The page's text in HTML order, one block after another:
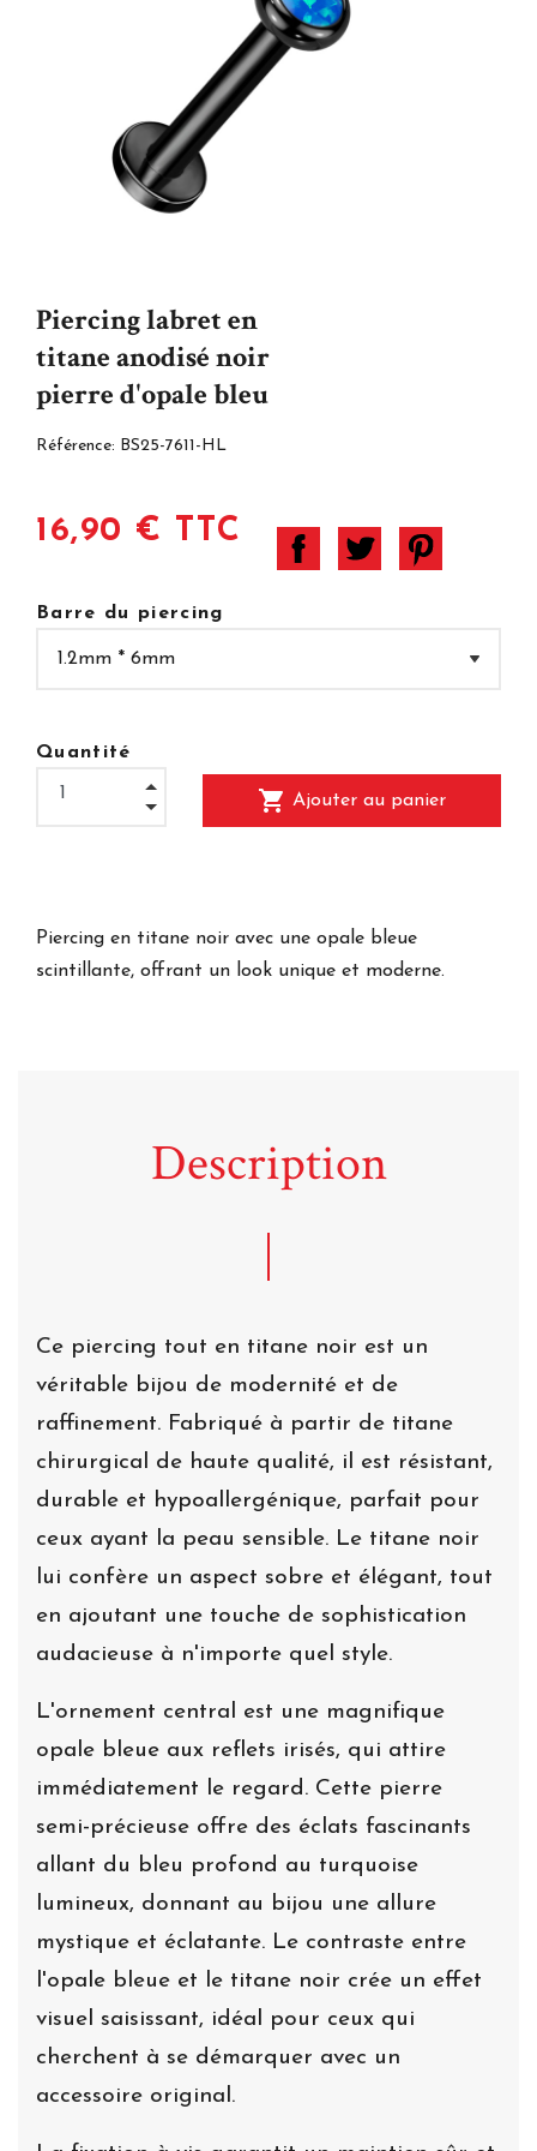
Piercing labret en
titane anodisé noir
pierre d'opale bleu
Référence: BS25-7611-HL
16,90 € TTC
Barre du piercing
Quantité
shopping_cart Ajouter au panier
Piercing en titane noir avec une opale bleue
scintillante, offrant un look unique et moderne.
Description
Ce piercing tout en titane noir est un
véritable bijou de modernité et de
raffinement. Fabriqué à partir de titane
chirurgical de haute qualité, il est résistant,
durable et hypoallergénique, parfait pour
ceux ayant la peau sensible. Le titane noir
lui confère un aspect sobre et élégant, tout
en ajoutant une touche de sophistication
audacieuse à n'importe quel style.
L'ornement central est une magnifique
opale bleue aux reflets irisés, qui attire
immédiatement le regard. Cette pierre
semi-précieuse offre des éclats fascinants
allant du bleu profond au turquoise
lumineux, donnant au bijou une allure
mystique et éclatante. Le contraste entre
l'opale bleue et le titane noir crée un effet
visuel saisissant, idéal pour ceux qui
cherchent à se démarquer avec un
accessoire original.